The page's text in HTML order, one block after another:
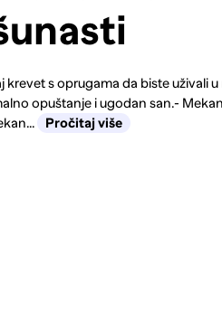
krevet s oprugama da biste uživali
opuštanje i ugodan san.-
Pročitaj više